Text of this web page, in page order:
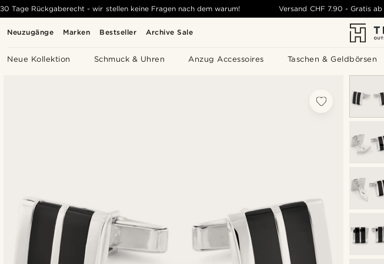
Neuzugänge Marken Bestseller Archive Sale
Neue Kollektion Schmuck & Uhren Anzug Accessoires Taschen & Geldbörsen
30 Tage Rückgaberecht - wir stellen keine Fragen nach dem warum! Versand CHF 7.90 - Gratis ab